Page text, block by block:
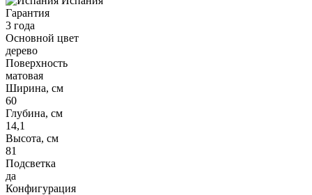
Гарантия
3 года
Основной цвет
дерево
Поверхность
матовая
Ширина, см
60
Глубина, см
14,1
Высота, см
81
Подсветка
да
Конфигурация